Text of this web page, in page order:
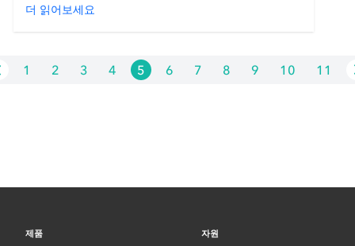
더 읽어보세요
1 2 3 4 5 6 7 8 9 10 11
제품 자원